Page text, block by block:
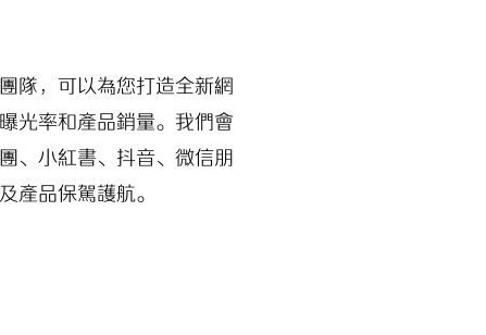
隊，可以為您打造全新網
光率和產品銷量。我們會
、小紅書、抖音、微信朋
產品保駕護航。